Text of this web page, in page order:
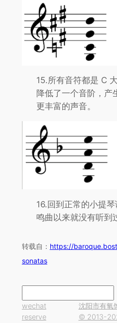
15.所有音符都是 C
降低了一个音阶，产
更丰富的声音。
16.回到正常的小提
鸣曲以来就没有听到
转载自： https://
sonatas
索
wechat
reserve
沈阳市有氧
© 2013-